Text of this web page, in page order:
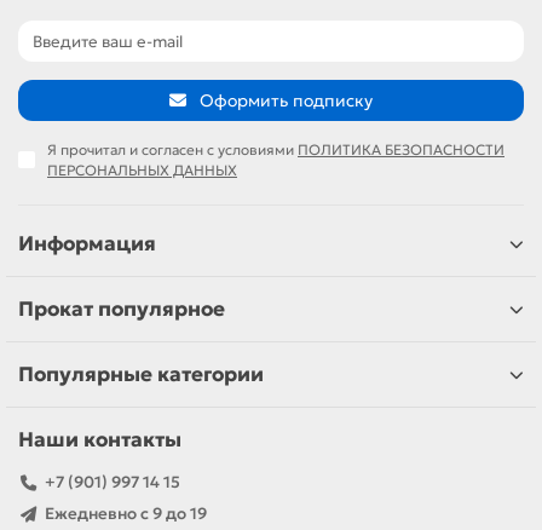
Оформить подписку
Я прочитал и согласен с условиями ПОЛИТИКА БЕЗОПАСНОСТИ
ПЕРСОНАЛЬНЫХ ДАННЫХ
Информация
Прокат популярное
Популярные категории
Наши контакты
+7 (901) 997 14 15
Ежедневно с 9 до 19